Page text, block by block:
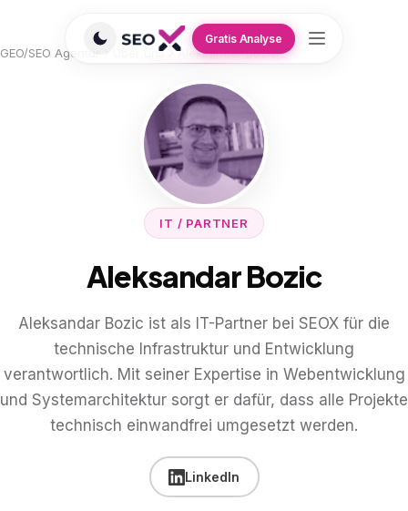
Gratis Analyse
GEO/SEO Agentur Über uns Aleksandar Bozic
IT / PARTNER
Aleksandar Bozic
Aleksandar Bozic ist als IT-Partner bei SEOX für die
technische Infrastruktur und Entwicklung
verantwortlich. Mit seiner Expertise in Webentwicklung
und Systemarchitektur sorgt er dafür, dass alle Projekte
technisch einwandfrei umgesetzt werden.
LinkedIn